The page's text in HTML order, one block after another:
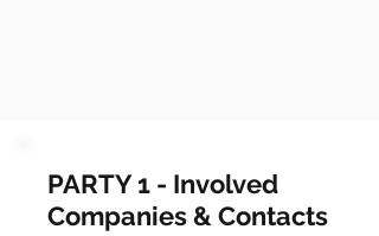
PARTY 1 - Involved
Companies & Contacts